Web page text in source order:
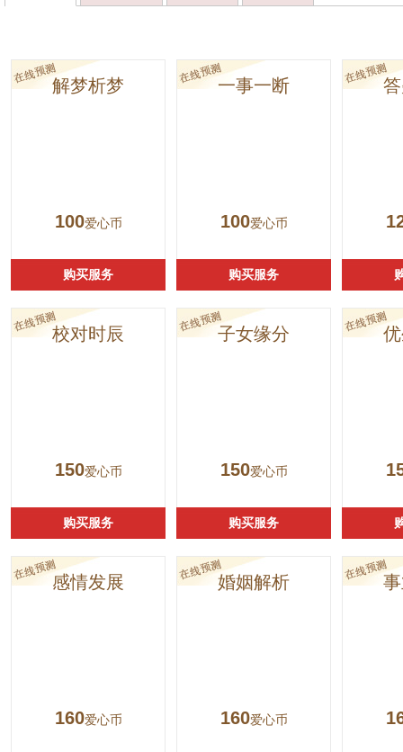
解梦析梦
100爱心币
购买服务
一事一断
100爱心币
购买服务
校对时辰
150爱心币
购买服务
子女缘分
150爱心币
购买服务
感情发展
160爱心币
婚姻解析
160爱心币